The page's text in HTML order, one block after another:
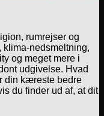
rumrejser og
klima-nedsmeltning,
og meget mere i
udgivelse. Hvad
din kæreste bedre
du finder ud af, at dit